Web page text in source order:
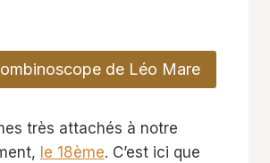
de Léo Mare
très attachés à notre
le 18ème. C’est ici que